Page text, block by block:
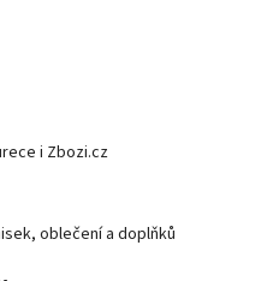
i Zbozi.cz
oblečení a doplňků